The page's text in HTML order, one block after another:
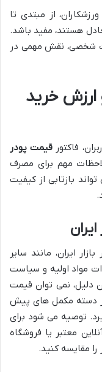
از مبتدی تا
هستند، مفید باشد.
شخصی، نقش مهمی در
خرید
فاکتور قیمت پودر
مهم برای مصرف
بازتابی از کیفیت
مگنوم فارما 600 گرم در بازار ایران، مانند سایر
مواد اولیه و سیاست
نمی توان قیمت
در دسته مکمل های پیش
توصیه می شود برای
معتبر یا فروشگاه
مقایسه کنید.